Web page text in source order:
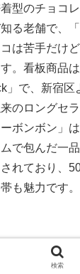
型のチョコ
る老舗で、
は苦手だけ
。看板商品
」で、新宿区
のロングセ
ボンボン」
で包んだ一
れており、
帯も魅力です
7-20-10
検索